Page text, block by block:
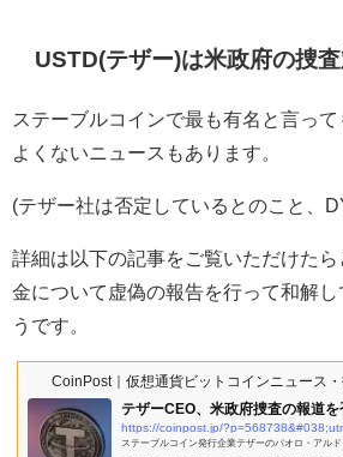
USTD(テザー)は米政府の捜査
ステーブルコインで最も有名と言っ
よくないニュースもあります。
(テザー社は否定しているとのこと、
詳細は以下の記事をご覧いただけた
金について虚偽の報告を行って和解し
うです。
CoinPost｜仮想通貨ビットコインニュース
テザーCEO、米政府捜査の報道を
https://coinpost.jp/
ステーブルコイン発行企業テザーのパオロ・アル